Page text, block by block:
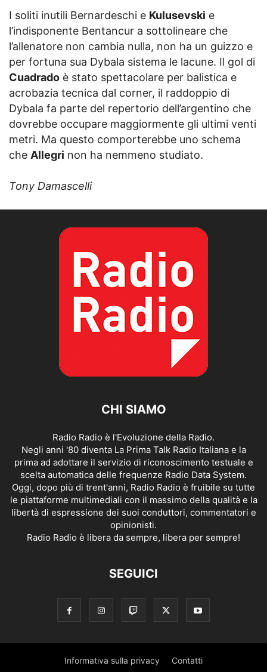
I soliti inutili Bernardeschi e Kulusevski e
l’indisponente Bentancur a sottolineare che
l’allenatore non cambia nulla, non ha un guizzo e
per fortuna sua Dybala sistema le lacune. Il gol di
Cuadrado è stato spettacolare per balistica e
acrobazia tecnica dal corner, il raddoppio di
Dybala fa parte del repertorio dell’argentino che
dovrebbe occupare maggiormente gli ultimi venti
metri. Ma questo comporterebbe uno schema
che Allegri non ha nemmeno studiato.
Tony Damascelli
CHI SIAMO
Radio Radio è l'Evoluzione della Radio.
Negli anni '80 diventa La Prima Talk Radio Italiana e la
prima ad adottare il servizio di riconoscimento testuale e
scelta automatica delle frequenze Radio Data System.
Oggi, dopo più di trent'anni, Radio Radio è fruibile su tutte
le piattaforme multimediali con il massimo della qualità e la
libertà di espressione dei suoi conduttori, commentatori e
opinionisti.
Radio Radio è libera da sempre, libera per sempre!
SEGUICI
Informativa sulla privacy Contatti